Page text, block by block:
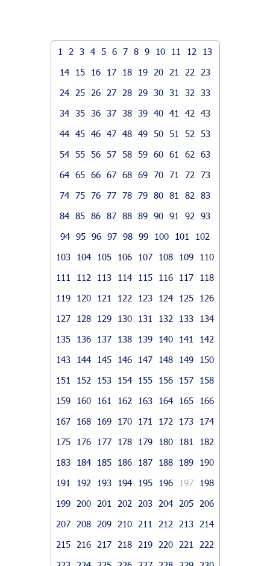
1 2 3 4 5 6 7 8 9 10 11 12
13
14
15 16 17 18 19 20 21 22
23
24
25 26 27 28 29 30 31 32
33
34 35 36 37 38 39 40 41 42
43
44 45 46 47 48 49 50 51 52
53
54 55 56 57 58 59 60 61 62
63
64 65 66 67 68 69 70 71 72
73
74 75 76 77 78 79 80 81 82
83
84 85 86 87 88 89 90 91 92
93
94 95 96 97 98 99 100 101
102
103
104 105 106 107 108 109
110
111
112 113 114 115 116 117
118
119
120 121 122 123 124 125
126
127
128 129 130 131 132 133
134
135
136 137 138 139 140 141
142
143
144 145 146 147 148 149
150
151
152 153 154 155 156 157
158
159
160 161 162 163 164 165
166
167
168 169 170 171 172 173
174
175
176 177 178 179 180 181
182
183
184 185 186 187 188 189
190
191
192 193 194 195 196 197
198
199
200 201 202 203 204 205
206
207
208 209 210 211 212 213
214
215
216 217 218 219 220 221
222